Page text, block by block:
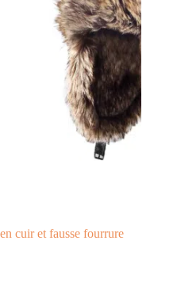
cuir et fausse fourrure